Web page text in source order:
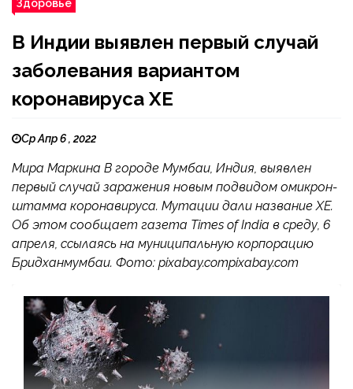
В Индии выявлен первый случай
заболевания вариантом
коронавируса XE
Ср Апр 6 , 2022
Мира Маркина В городе Мумбаи, Индия, выявлен
первый случай заражения новым подвидом омикрон-
штамма коронавируса. Мутации дали название ХЕ.
Об этом сообщает газета Times of India в среду, 6
апреля, ссылаясь на муниципальную корпорацию
Бридханмумбаи. Фото: pixabay.compixabay.com